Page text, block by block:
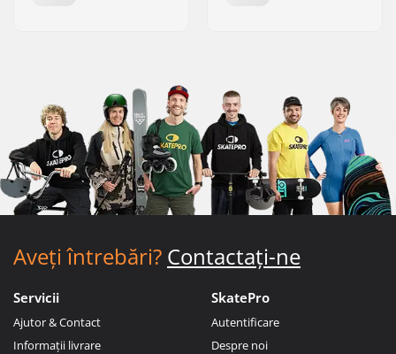
Aveți întrebări? Contactați-ne
Servicii
Ajutor & Contact
Informații livrare
SkatePro
Autentificare
Despre noi